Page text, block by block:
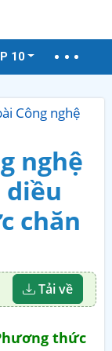
10
Công nghệ
nghệ
diều
chăn
Tải về
thức